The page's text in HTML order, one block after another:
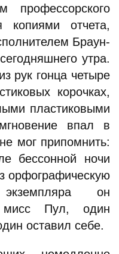
профессорского
копиями отчета,
Браун-
утра.
рук гонца четыре
корочках,
пластиковыми
впал в
мог припомнить:
бессонной ночи
орфографическую
он
мисс Пул, один
оставил себе.